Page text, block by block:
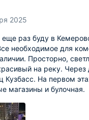
2025
еще раз буду в
необходимое для
Просторно,
на реку. Через
Кузбасс. На первом
магазины и булочная.